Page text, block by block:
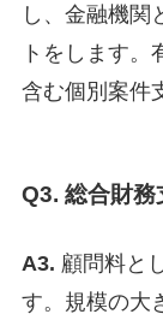
し、金融機関
トをします
含む個別案件
Q3. 総合財務
A3. 顧問料と
す。規模の大